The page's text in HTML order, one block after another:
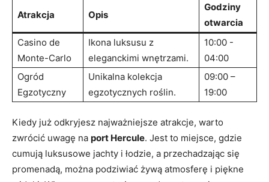
Atrakcja Opis
Godziny
otwarcia
Casino ‌de
Monte-Carlo
Ikona‍ luksusu z
eleganckimi wnętrzami.
10:00 -‌
04:00
Ogród
Egzotyczny
Unikalna⁣ kolekcja
egzotycznych roślin.
09:00 –
19:00
Kiedy już odkryjesz najważniejsze atrakcje, warto
zwrócić‌ uwagę na⁣ port Hercule. Jest ‌to miejsce, gdzie
cumują luksusowe ⁣jachty i łodzie, a ​przechadzając się⁣
promenadą, można podziwiać żywą atmosferę‌ i piękne